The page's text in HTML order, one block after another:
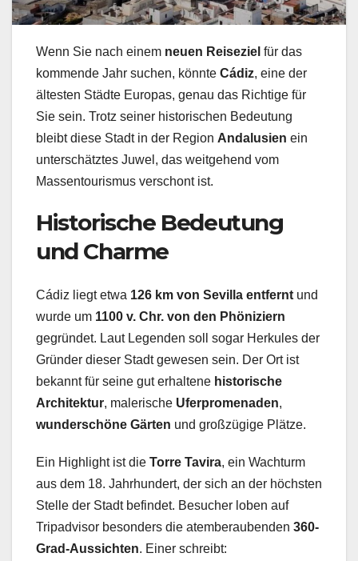
Wenn Sie nach einem neuen Reiseziel für das
kommende Jahr suchen, könnte Cádiz, eine der
ältesten Städte Europas, genau das Richtige für
Sie sein. Trotz seiner historischen Bedeutung
bleibt diese Stadt in der Region Andalusien ein
unterschätztes Juwel, das weitgehend vom
Massentourismus verschont ist.
Historische Bedeutung
und Charme
Cádiz liegt etwa 126 km von Sevilla entfernt und
wurde um 1100 v. Chr. von den Phöniziern
gegründet. Laut Legenden soll sogar Herkules der
Gründer dieser Stadt gewesen sein. Der Ort ist
bekannt für seine gut erhaltene historische
Architektur, malerische Uferpromenaden,
wunderschöne Gärten und großzügige Plätze.
Ein Highlight ist die Torre Tavira, ein Wachturm
aus dem 18. Jahrhundert, der sich an der höchsten
Stelle der Stadt befindet. Besucher loben auf
Tripadvisor besonders die atemberaubenden 360-
Grad-Aussichten. Einer schreibt: